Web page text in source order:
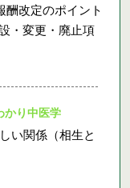
酬改定のポイント
・変更・廃止項
かり中医学
い関係（相生と